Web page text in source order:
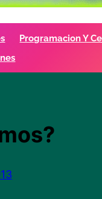
Programacion Y